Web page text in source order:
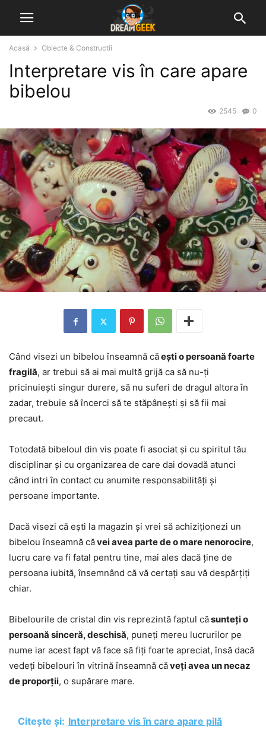
Acasă Obiecte & Constructii
Interpretare vis în care apare
bibelou
0
2545
Când visezi un bibelou înseamnă căești o persoană foarte
fragilă, ar trebui să ai mai multă grijă ca să nu-ți
pricinuiești singur durere, să nu suferi de dragul altora în
zadar, trebuie să încerci să te stăpânești și să fii mai
precaut.
Totodată bibeloul din vis poate fi asociat și cu spiritul tău
disciplinar și cu organizarea de care dai dovadă atunci
când intri în contact cu anumite responsabilități și
persoane importante.
Dacă visezi că ești la magazin și vrei să achiziționezi un
bibelou înseamnă căvei avea parte de o mare nenorocire,
lucru care va fi fatal pentru tine, mai ales dacă ține de
persoana iubită, însemnând că vă certați sau vă despărțiți
chiar.
Bibelourile de cristal din vis reprezintă faptul căsunteți o
persoană sinceră, deschisă, puneți mereu lucrurilor pe
nume iar acest fapt vă face să fiți foarte apreciat, însă dacă
vedeți bibelouri în vitrină înseamnă căveți avea un necaz
de proporții, o supărare mare.
Citește și: Interpretare vis în care apare pilă